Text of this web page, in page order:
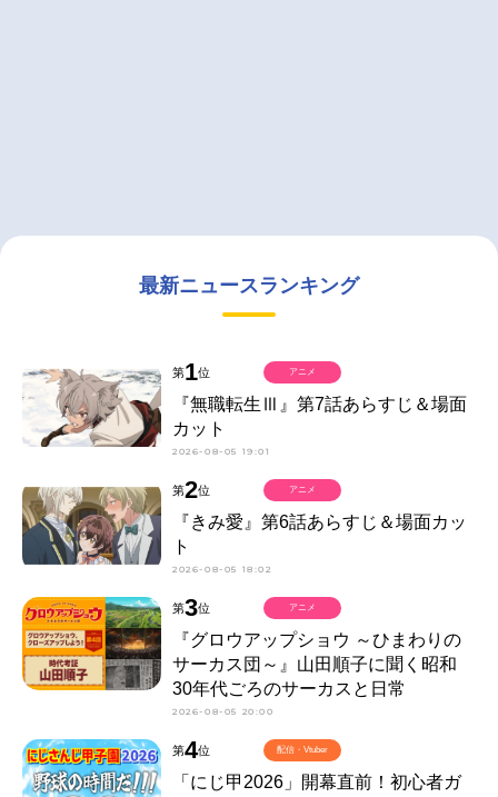
最新ニュースランキング
第1位
『無職転生Ⅲ』第7話あらすじ＆場面
カット
2026-08-05 19:01
アニメ
第2位
『きみ愛』第6話あらすじ＆場面カッ
ト
2026-08-05 18:02
アニメ
第3位
『グロウアップショウ ～ひまわりの
サーカス団～』山田順子に聞く昭和
30年代ごろのサーカスと日常
2026-08-05 20:00
アニメ
第4位
「にじ甲2026」開幕直前！初心者ガ
配信・Vtuber